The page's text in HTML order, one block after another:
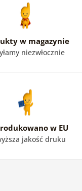
w magazynie
niezwłocznie
w EU
jakość druku